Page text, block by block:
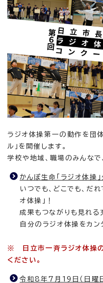
ラジオ体操第一の動作を団
ル」を開催します。
学校や地域、職場のみんなで
かんぽ生命「ラジオ体操
いつでも、どこでも、だ
オ体操」！
成果もつながりも見れる
自分のラジオ体操をカン
※ 日立市一斉ラジオ体操の
ください。
令和8年7月19日（日曜